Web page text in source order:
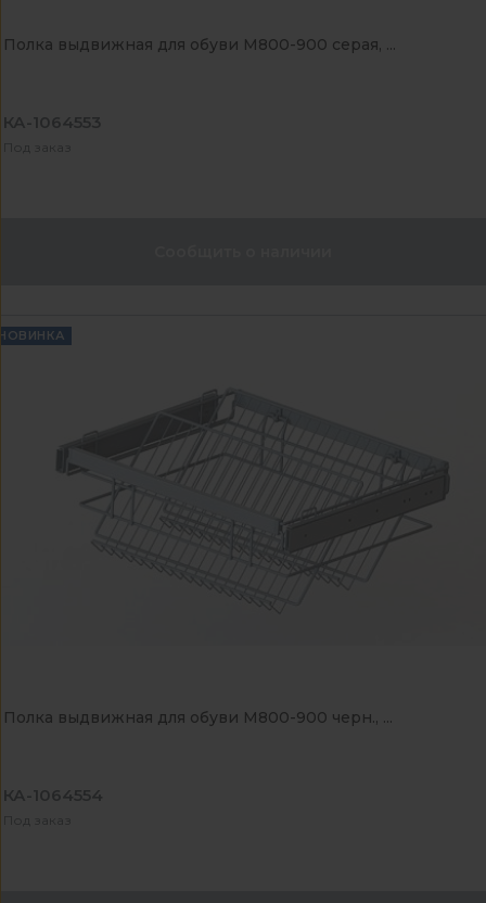
Полка выдвижная для обуви М800-900 серая, ...
КА-1064553
Под заказ
Полка выдвижная для обуви М800-900 черн., ...
КА-1064554
Под заказ